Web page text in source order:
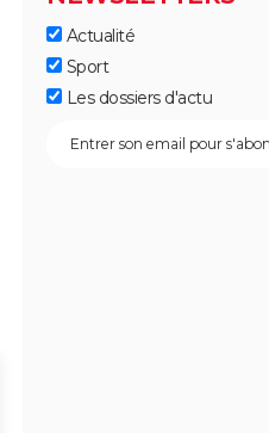
Actualité
Sport
Les dossiers d'actu